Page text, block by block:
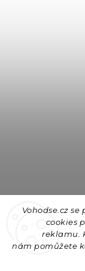
Vohodse.cz
cookies
reklamu.
nám pomůžete
Sledovat na